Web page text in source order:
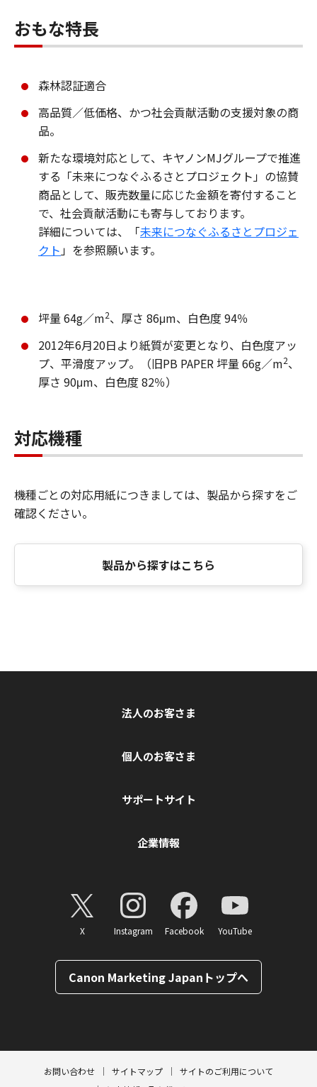
おもな特長
森林認証適合
高品質／低価格、かつ社会貢献活動の支援対象の商
品。
新たな環境対応として、キヤノンMJグループで推進
する「未来につなぐふるさとプロジェクト」の協賛
商品として、販売数量に応じた金額を寄付すること
で、社会貢献活動にも寄与しております。
詳細については、「未来につなぐふるさとプロジェ
クト」を参照願います。
坪量 64g／m2、厚さ 86μm、白色度 94％
2012年6月20日より紙質が変更となり、白色度アッ
プ、平滑度アップ。（旧PB PAPER 坪量 66g／m2、
厚さ 90μm、白色度 82％）
対応機種
機種ごとの対応用紙につきましては、製品から探すをご
確認ください。
製品から探すはこちら
法人のお客さま
個人のお客さま
サポートサイト
企業情報
X Instagram Facebook YouTube
Canon Marketing Japanトップへ
お問い合わせ サイトマップ
サイトのご利用について